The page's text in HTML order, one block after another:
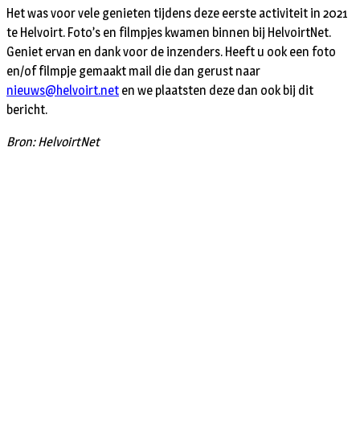
Het was voor vele genieten tijdens deze eerste activiteit in 2021
te Helvoirt. Foto’s en filmpjes kwamen binnen bij HelvoirtNet.
Geniet ervan en dank voor de inzenders. Heeft u ook een foto
en/of filmpje gemaakt mail die dan gerust naar
nieuws@helvoirt.net en we plaatsten deze dan ook bij dit
bericht.
Bron: HelvoirtNet